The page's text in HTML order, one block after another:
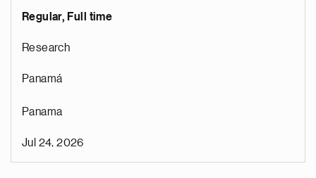
Regular, Full time
Research
Panamá
Panama
Jul 24, 2026